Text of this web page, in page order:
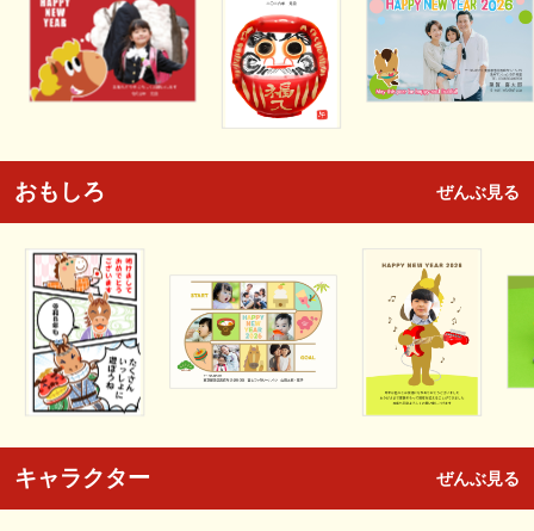
おもしろ ぜんぶ見る
キャラクター ぜんぶ見る